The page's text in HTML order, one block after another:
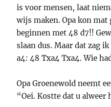
is voor mensen, laat
wijs maken. Opa kon
beginnen met 48 d7!!
slaan dus. Maar dat zag
a4: 48 Txa4 Txa4. Wie
Opa Groenewold neemt
“Oei. Kostte dat u alweer